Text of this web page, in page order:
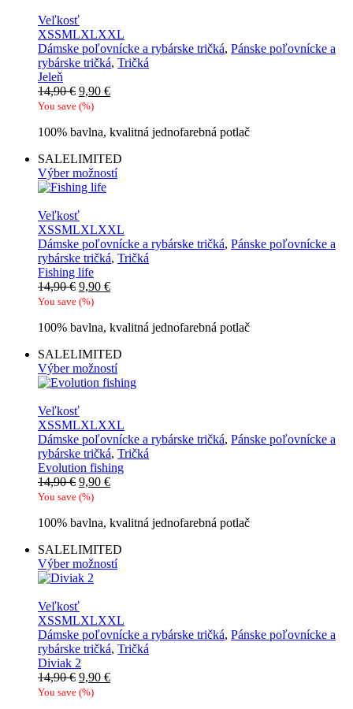
Veľkosť
XSSMLXLXXL
Dámske poľovnícke a rybárske tričká, Pánske poľovnícke a
rybárske tričká, Tričká
Jeleň
14,90€ Pôvodná
cena
14,90 €.
9,90 €Aktuálna
9,90 €.
You save (%)
100% bavlna, kvalitná jednofarebná potlač
SALELIMITED
Výber možností
Veľkosť
XSSMLXLXXL
Dámske poľovnícke a rybárske tričká, Pánske poľovnícke a
rybárske tričká, Tričká
Fishing life
14,90€ Pôvodná
cena
14,90 €.
9,90 €Aktuálna
9,90 €.
You save (%)
100% bavlna, kvalitná jednofarebná potlač
SALELIMITED
Výber možností
Veľkosť
XSSMLXLXXL
Dámske poľovnícke a rybárske tričká, Pánske poľovnícke a
rybárske tričká, Tričká
Evolution fishing
14,90€ Pôvodná
cena
14,90 €.
9,90 €Aktuálna
9,90 €.
You save (%)
100% bavlna, kvalitná jednofarebná potlač
SALELIMITED
Výber možností
Veľkosť
XSSMLXLXXL
Dámske poľovnícke a rybárske tričká, Pánske poľovnícke a
rybárske tričká, Tričká
Diviak 2
14,90€ Pôvodná
cena
9,90 €Aktuálna
You save (%)